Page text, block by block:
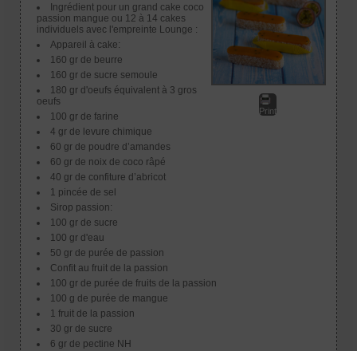
Print
Ingrédient pour un grand cake coco
passion mangue ou 12 à 14 cakes
individuels avec l'empreinte Lounge :
Appareil à cake:
160 gr de beurre
160 gr de sucre semoule
180 gr d'oeufs équivalent à 3 gros
oeufs
100 gr de farine
4 gr de levure chimique
60 gr de poudre d’amandes
60 gr de noix de coco râpé
40 gr de confiture d’abricot
1 pincée de sel
Sirop passion:
100 gr de sucre
100 gr d'eau
50 gr de purée de passion
Confit au fruit de la passion
100 gr de purée de fruits de la passion
100 g de purée de mangue
1 fruit de la passion
30 gr de sucre
6 gr de pectine NH